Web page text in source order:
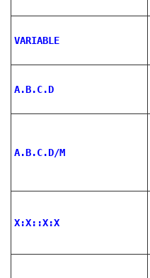
VARIABLE
A.B.C.D
A.B.C.D/M
X:X::X:X